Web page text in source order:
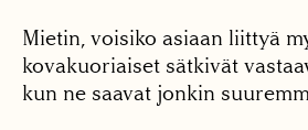
Mietin, voisiko asiaan liittyä
kovakuoriaiset sätkivät
kun ne saavat jonkin